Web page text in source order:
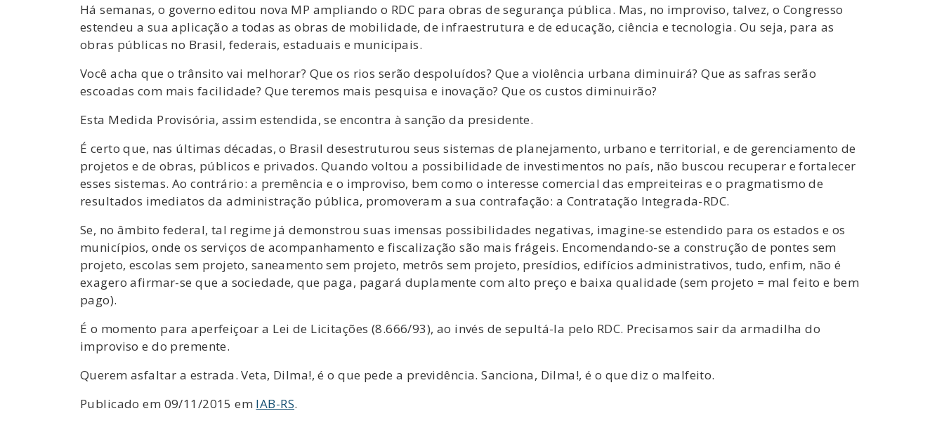
Há semanas, o governo editou nova MP ampliando o RDC para obras de segurança pública. Mas, no improviso, talvez, o Congresso
estendeu a sua aplicação a todas as obras de mobilidade, de infraestrutura e de educação, ciência e tecnologia. Ou seja, para as
obras públicas no Brasil, federais, estaduais e municipais.
Você acha que o trânsito vai melhorar? Que os rios serão despoluídos? Que a violência urbana diminuirá? Que as safras serão
escoadas com mais facilidade? Que teremos mais pesquisa e inovação? Que os custos diminuirão?
Esta Medida Provisória, assim estendida, se encontra à sanção da presidente.
É certo que, nas últimas décadas, o Brasil desestruturou seus sistemas de planejamento, urbano e territorial, e de gerenciamento de
projetos e de obras, públicos e privados. Quando voltou a possibilidade de investimentos no país, não buscou recuperar e fortalecer
esses sistemas. Ao contrário: a premência e o improviso, bem como o interesse comercial das empreiteiras e o pragmatismo de
resultados imediatos da administração pública, promoveram a sua contrafação: a Contratação Integrada-RDC.
Se, no âmbito federal, tal regime já demonstrou suas imensas possibilidades negativas, imagine-se estendido para os estados e os
municípios, onde os serviços de acompanhamento e fiscalização são mais frágeis. Encomendando-se a construção de pontes sem
projeto, escolas sem projeto, saneamento sem projeto, metrôs sem projeto, presídios, edifícios administrativos, tudo, enfim, não é
exagero afirmar-se que a sociedade, que paga, pagará duplamente com alto preço e baixa qualidade (sem projeto = mal feito e bem
pago).
É o momento para aperfeiçoar a Lei de Licitações (8.666/93), ao invés de sepultá-la pelo RDC. Precisamos sair da armadilha do
improviso e do premente.
Querem asfaltar a estrada. Veta, Dilma!, é o que pede a previdência. Sanciona, Dilma!, é o que diz o malfeito.
Publicado em 09/11/2015 em IAB-RS.